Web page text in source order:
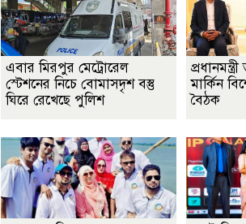
এবার মিরপুর মেট্রোরেল
স্টেশনের নিচে বোমাসদৃশ বস্তু
ঘিরে রেখেছে পুলিশ
মার্কিন
বৈঠক